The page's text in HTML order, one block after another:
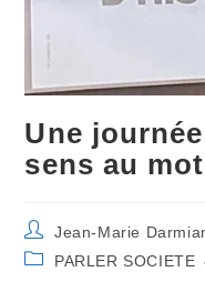
Une
sens au
Auteur/autrice
de
la
Jean-Marie
PostPARLER SOCIETE